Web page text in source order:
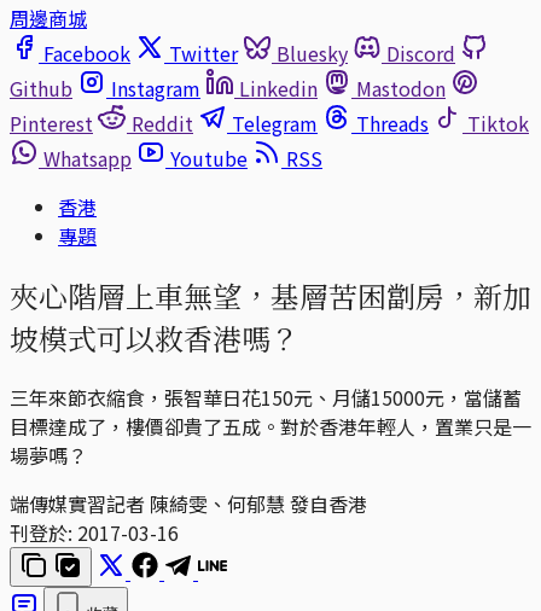
周邊商城
Facebook
Twitter Bluesky
Discord
Github
Instagram Linkedin
Mastodon
Pinterest
Reddit Telegram Threads
Tiktok
Whatsapp
Youtube
RSS
香港
專題
夾心階層上車無望，基層苦困劏房，新加
坡模式可以救香港嗎？
三年來節衣縮食，張智華日花150元、月儲15000元，當儲蓄
目標達成了，樓價卻貴了五成。對於香港年輕人，置業只是一
場夢嗎？
端傳媒實習記者 陳綺雯、何郁慧 發自香港
刊登於: 2017-03-16